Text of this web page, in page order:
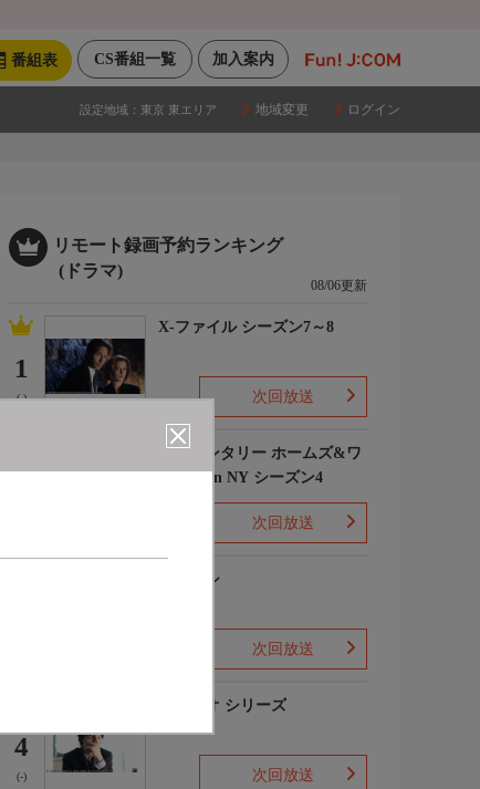
加入案内
CS番組一覧
番組表
設定地域： 東京 東エリア 地域変更 ログイン
リモート録画予約ランキング
(ドラマ)
08/06更新
1
(-)
X-ファイル シーズン7～8
次回放送
エレメンタリー ホームズ&ワ
トソン in NY シーズン4
次回放送
下山メシ
次回放送
4
(-)
ガリレオ シリーズ
次回放送